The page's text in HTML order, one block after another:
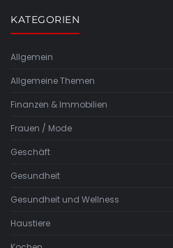
KATEGORIEN
Allgemein
Allgemeine Themen
Finanzen & Immobilien
Frauen / Mode
Geschäft
Gesundheit
Gesundheit und Wellness
Haustiere